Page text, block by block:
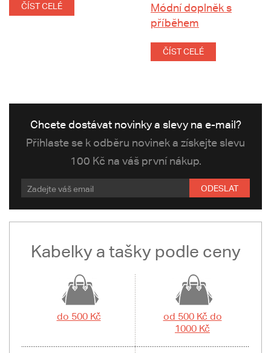
ČÍST CELÉ
Módní doplněk s
příběhem
ČÍST CELÉ
Chcete dostávat novinky a slevy na e-mail?
Přihlaste se k odběru novinek a získejte slevu
100 Kč na váš první nákup.
ODESLAT
Kabelky a tašky podle ceny
do 500 Kč
od 500 Kč do
1000 Kč